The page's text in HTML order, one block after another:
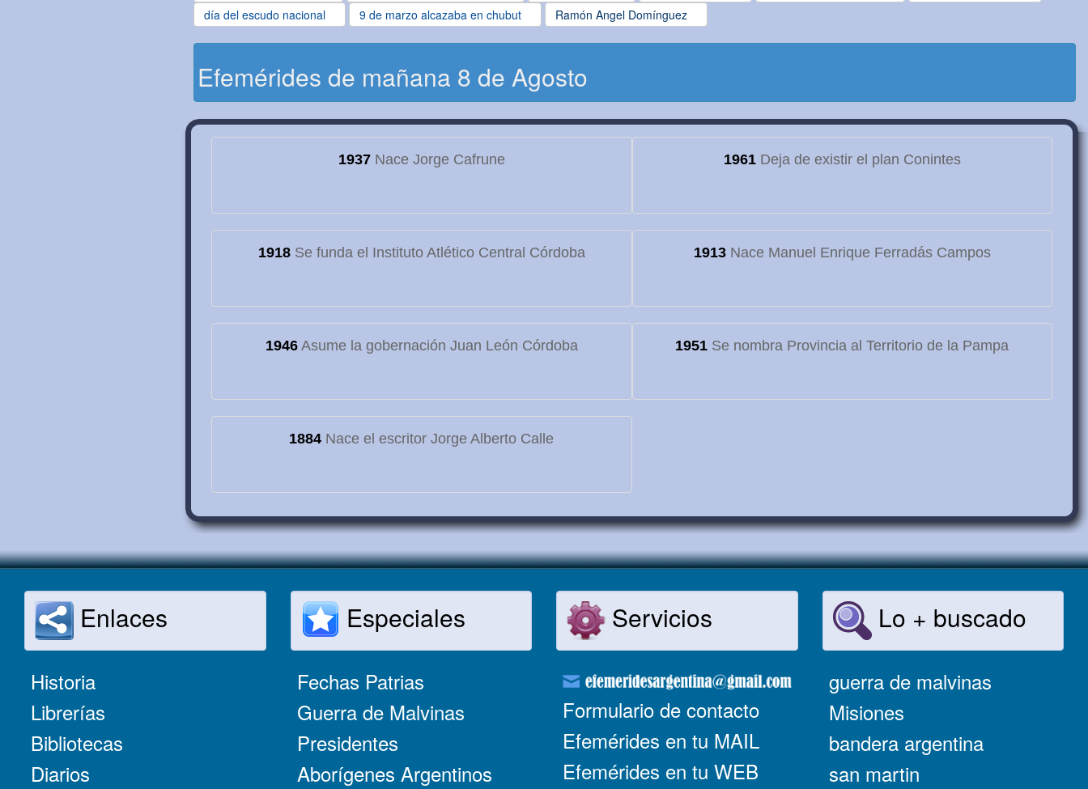
día del escudo nacional
9 de marzo alcazaba en chubut Ramón Angel Domínguez
Efemérides de mañana 8 de Agosto
1937Nace Jorge Cafrune 1961Deja de existir el plan Conintes
1918Se funda el Instituto Atlético Central Córdoba 1913Nace Manuel Enrique Ferradás Campos
1946Asume la gobernación Juan León Córdoba 1951 Se nombra Provincia al Territorio de la Pampa
1884 Nace el escritor Jorge Alberto Calle
Enlaces
Historia
Librerías
Bibliotecas
Diarios
Especiales
Fechas Patrias
Guerra de Malvinas
Presidentes
Aborígenes Argentinos
Servicios
Formulario de contacto
Efemérides en tu MAIL
Efemérides en tu WEB
Lo + buscado
guerra de malvinas
Misiones
bandera argentina
san martin